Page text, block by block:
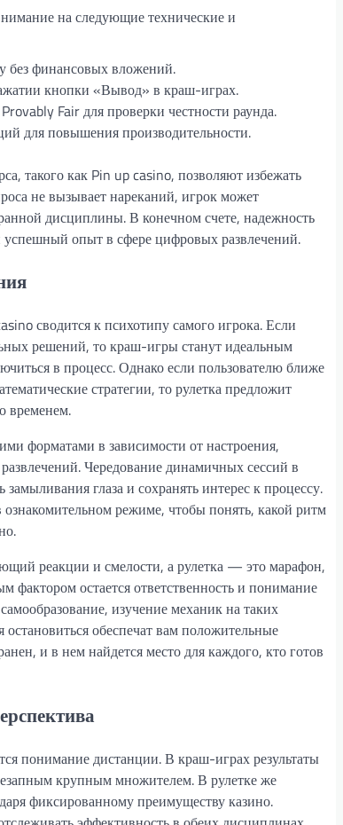
на следующие технические и
без финансовых вложений.
кнопки «Вывод» в краш-играх.
Fair для проверки честности раунда.
для повышения производительности.
такого как Pin up casino, позволяют избежать
не вызывает нареканий, игрок может
дисциплины. В конечном счете, надежность
опыт в сфере цифровых развлечений.
сводится к психотипу самого игрока. Если
решений, то краш-игры станут идеальным
в процесс. Однако если пользователю ближе
стратегии, то рулетка предложит
временем.
форматами в зависимости от настроения,
Чередование динамичных сессий в
глаза и сохранять интерес к процессу.
режиме, чтобы понять, какой ритм
реакции и смелости, а рулетка — это марафон,
остается ответственность и понимание
изучение механик на таких
обеспечат вам положительные
и в нем найдется место для каждого, кто готов
понимание дистанции. В краш-играх результаты
крупным множителем. В рулетке же
фиксированному преимуществу казино.